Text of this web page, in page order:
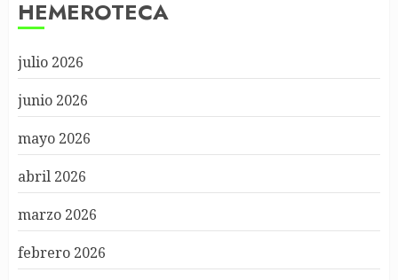
HEMEROTECA
julio 2026
junio 2026
mayo 2026
abril 2026
marzo 2026
febrero 2026